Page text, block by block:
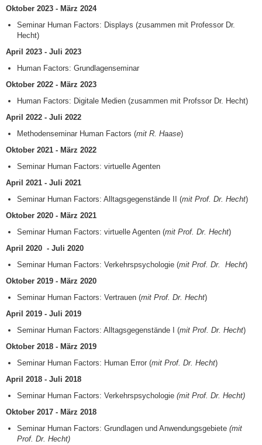
Oktober 2023 - März 2024
Seminar Human Factors: Displays (zusammen mit Professor Dr.
Hecht)
April 2023 - Juli 2023
Human Factors: Grundlagenseminar
Oktober 2022 - März 2023
Human Factors: Digitale Medien (zusammen mit Profssor Dr. Hecht)
April 2022 - Juli 2022
Methodenseminar Human Factors (mit R. Haase)
Oktober 2021 - März 2022
Seminar Human Factors: virtuelle Agenten
April 2021 - Juli 2021
Seminar Human Factors: Alltagsgegenstände II (mit Prof. Dr. Hecht)
Oktober 2020 - März 2021
Seminar Human Factors: virtuelle Agenten (mit Prof. Dr. Hecht)
April 2020 - Juli 2020
Seminar Human Factors: Verkehrspsychologie (mit Prof. Dr. Hecht)
Oktober 2019 - März 2020
Seminar Human Factors: Vertrauen (mit Prof. Dr. Hecht)
April 2019 - Juli 2019
Seminar Human Factors: Alltagsgegenstände I (mit Prof. Dr. Hecht)
Oktober 2018 - März 2019
Seminar Human Factors: Human Error (mit Prof. Dr. Hecht)
April 2018 - Juli 2018
Seminar Human Factors: Verkehrspsychologie(mit Prof. Dr. Hecht)
Oktober 2017 - März 2018
Seminar Human Factors: Grundlagen und Anwendungsgebiete(mit
Prof. Dr. Hecht)